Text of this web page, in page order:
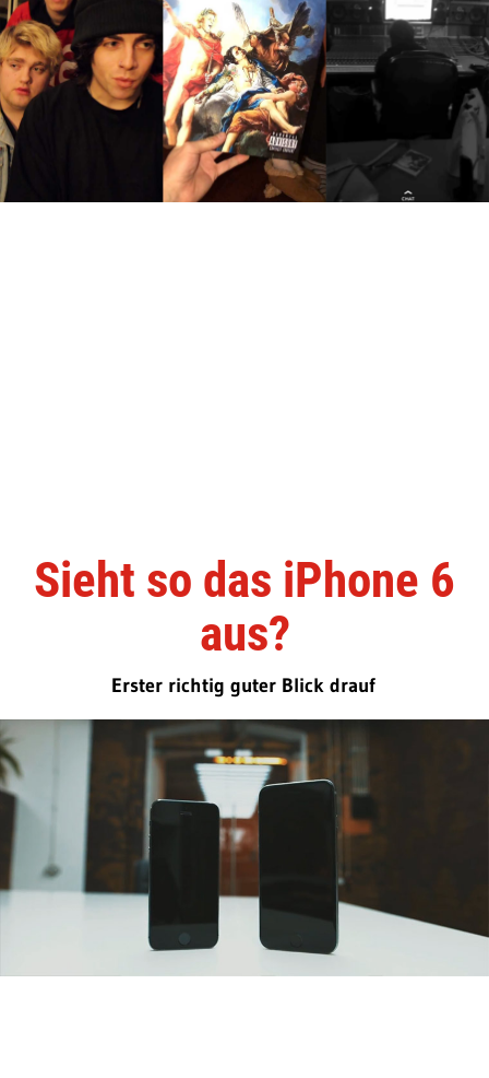
Sieht so das iPhone 6
aus?
Erster richtig guter Blick drauf